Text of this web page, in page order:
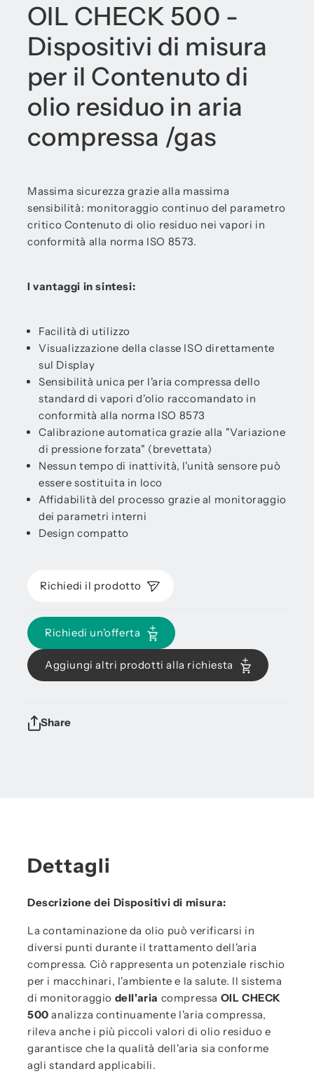
OIL CHECK 500 -
Dispositivi di misura
per il Contenuto di
olio residuo in aria
compressa /gas
Massima sicurezza grazie alla massima
sensibilità: monitoraggio continuo del parametro
critico Contenuto di olio residuo nei vapori in
conformità alla norma ISO 8573.
I vantaggi in sintesi:
Facilità di utilizzo
Visualizzazione della classe ISO direttamente
sul Display
Sensibilità unica per l'aria compressa dello
standard di vapori d'olio raccomandato in
conformità alla norma ISO 8573
Calibrazione automatica grazie alla "Variazione
di pressione forzata" (brevettata)
Nessun tempo di inattività, l'unità sensore può
essere sostituita in loco
Affidabilità del processo grazie al monitoraggio
dei parametri interni
Design compatto
Richiedi il prodotto
Richiedi un'offerta
Aggiungi altri prodotti alla richiesta
Share
Dettagli
Descrizione dei Dispositivi di misura:
La contaminazione da olio può verificarsi in
diversi punti durante il trattamento dell'aria
compressa. Ciò rappresenta un potenziale rischio
per i macchinari, l'ambiente e la salute. Il sistema
di monitoraggio dell'aria compressa OIL CHECK
500 analizza continuamente l'aria compressa,
rileva anche i più piccoli valori di olio residuo e
garantisce che la qualità dell'aria sia conforme
agli standard applicabili.